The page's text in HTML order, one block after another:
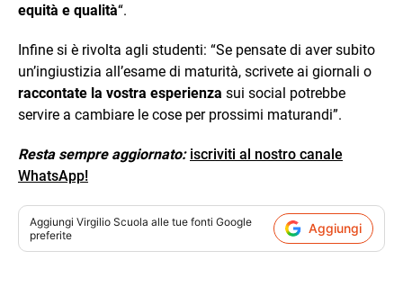
equità e qualità“.
Infine si è rivolta agli studenti: “Se pensate di aver subito
un’ingiustizia all’esame di maturità, scrivete ai giornali o
raccontate la vostra esperienza sui social potrebbe
servire a cambiare le cose per prossimi maturandi”.
Resta sempre aggiornato: iscriviti al nostro canale
WhatsApp!
Aggiungi Virgilio Scuola alle tue fonti Google
preferite
Aggiungi